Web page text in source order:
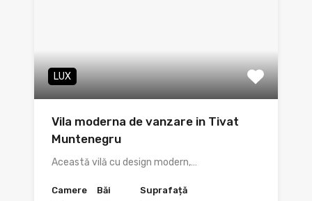
LUX
Vila moderna de vanzare in Tivat
Muntenegru
Această vilă cu design modern,…
Camere Băi Suprafață